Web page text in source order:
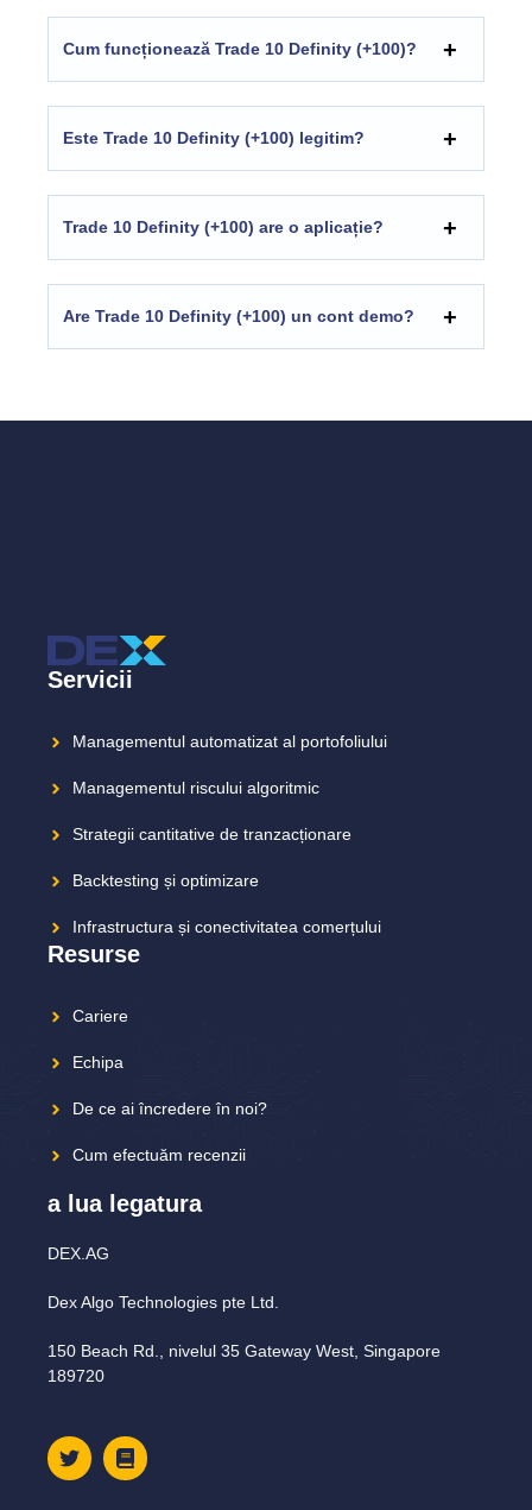
Cum funcționează Trade 10 Definity (+100)?
Este Trade 10 Definity (+100) legitim?
Trade 10 Definity (+100) are o aplicație?
Are Trade 10 Definity (+100) un cont demo?
Servicii
Managementul automatizat al portofoliului
Managementul riscului algoritmic
Strategii cantitative de tranzacționare
Backtesting și optimizare
Infrastructura și conectivitatea comerțului
Resurse
Cariere
Echipa
De ce ai încredere în noi?
Cum efectuăm recenzii
a lua legatura
DEX.AG
Dex Algo Technologies pte Ltd.
150 Beach Rd., nivelul 35 Gateway West, Singapore
189720